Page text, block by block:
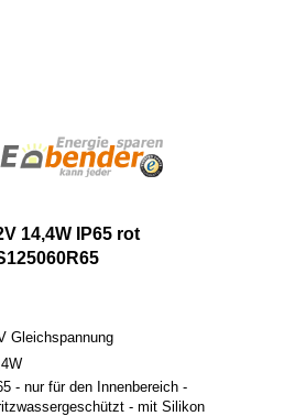
14,4W IP65 rot
Gleichspannung
- nur für den Innenbereich -
- mit Silikon